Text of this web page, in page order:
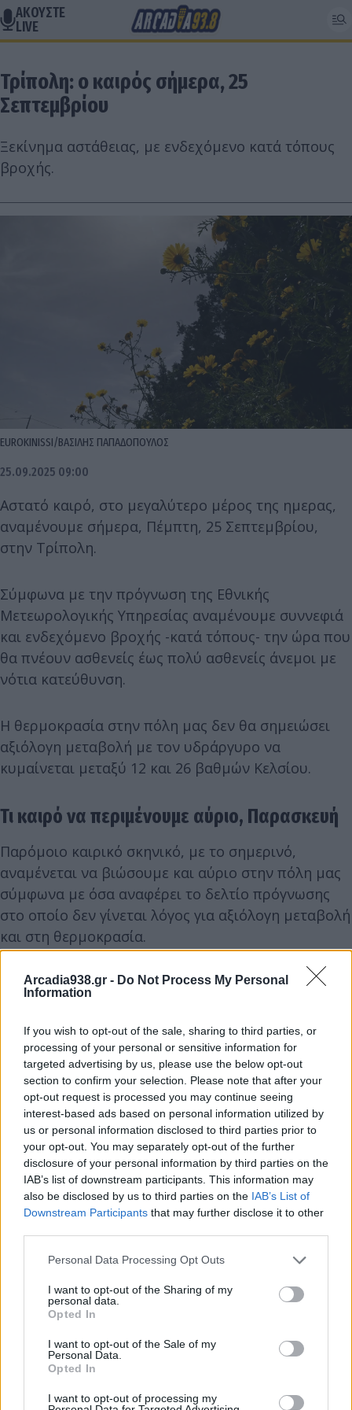
Arcadia938.gr - Do Not Process My Personal
Information
If you wish to opt-out of the sale, sharing to third parties, or
processing of your personal or sensitive information for
targeted advertising by us, please use the below opt-out
section to confirm your selection. Please note that after your
opt-out request is processed you may continue seeing
interest-based ads based on personal information utilized by
us or personal information disclosed to third parties prior to
your opt-out. You may separately opt-out of the further
disclosure of your personal information by third parties on the
IAB’s list of downstream participants. This information may
also be disclosed by us to third parties on the IAB’s List of
Downstream Participants that may further disclose it to other
Personal Data Processing Opt Outs
I want to opt-out of the Sharing of my
personal data.
Opted In
I want to opt-out of the Sale of my
Personal Data.
Opted In
I want to opt-out of processing my
ΑΚΟΥΣΤΕ
LIVE
Τρίπολη: ο καιρός σήμερα, 25
Σεπτεμβρίου
Ξεκίνημα αστάθειας, με ενδεχόμενο κατά τόπους
βροχής.
EUROKINISSI/ΒΑΣΙΛΗΣ ΠΑΠΑΔΟΠΟΥΛΟΣ
25.09.2025 09:00
Αστατό καιρό, στο μεγαλύτερο μέρος της ημερας,
αναμένουμε σήμερα, Πέμπτη, 25 Σεπτεμβρίου,
στην Τρίπολη.
Σύμφωνα με την πρόγνωση της Εθνικής
Μετεωρολογικής Υπηρεσίας αναμένουμε συννεφιά
και ενδεχόμενο βροχής -κατά τόπους- την ώρα που
θα πνέουν ασθενείς έως πολύ ασθενείς άνεμοι με
νότια κατεύθυνση.
Η θερμοκρασία στην πόλη μας δεν θα σημειώσει
αξιόλογη μεταβολή με τον υδράργυρο να
κυμαίνεται μεταξύ 12 και 26 βαθμών Κελσίου.
Τι καιρό να περιμένουμε αύριο, Παρασκευή
Παρόμοιο καιρικό σκηνικό, με το σημερινό,
αναμένεται να βιώσουμε και αύριο στην πόλη μας
σύμφωνα με όσα αναφέρει το δελτίο πρόγνωσης
στο οποίο δεν γίνεται λόγος για αξιόλογη μεταβολή
και στη θερμοκρασία.
Την ίδια ώρα στην υπόλοιπη Ελλάδα και
νεφώσεις με ασθενείς τοπικές βροχές. Στην
υπόλοιπη χώρα λίγες νεφώσεις που από τις
μεσημβρινές ώρες στα ηπειρωτικά θα αυξηθούν
Οι άνεμοι θα πνέουν από βόρειες διευθύνσεις, στα
δυτικά 3 με 4, στα ανατολικά 5 με 7 και από το